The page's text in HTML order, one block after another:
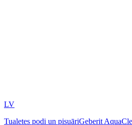
LV
Tualetes podi un pisuāriGeberit